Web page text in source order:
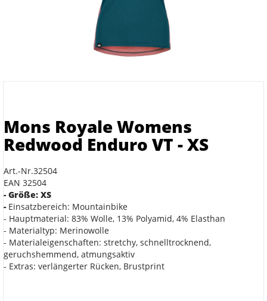
Mons Royale Womens
Redwood Enduro VT - XS
Art.-Nr.32504
EAN 32504
- Größe: XS
- Einsatzbereich: Mountainbike
- Hauptmaterial: 83% Wolle, 13% Polyamid, 4% Elasthan
- Materialtyp: Merinowolle
- Materialeigenschaften: stretchy, schnelltrocknend,
geruchshemmend, atmungsaktiv
- Extras: verlängerter Rücken, Brustprint